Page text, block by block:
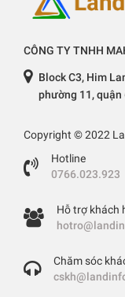
CÔNG TY TNHH
Block C3, Him
phường 11, quận
Copyright © 2022
Hotline
0766.023.923
Hỗ trợ khách
Chăm sóc